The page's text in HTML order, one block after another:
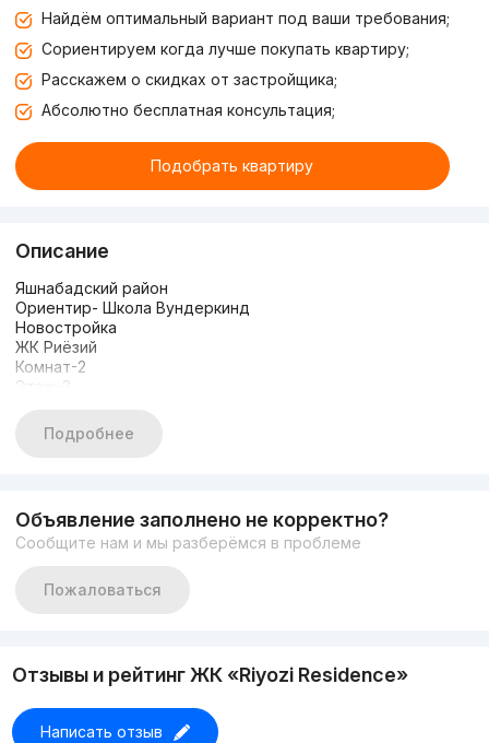
Найдём оптимальный вариант под ваши требования;
Сориентируем когда лучше покупать квартиру;
Расскажем о скидках от застройщика;
Абсолютно бесплатная консультация;
Подобрать квартиру
Описание
Яшнабадский район
Ориентир- Школа Вундеркинд
Новостройка
ЖК Риёзий
Комнат-2
Этаж-2
Площадь-71 кв.м
Состояние-черновая отделка
https://t.me/apartments_tashkent
+998917878883
Подробнее
Объявление заполнено не корректно?
Сообщите нам и мы разберёмся в проблеме
Пожаловаться
Отзывы и рейтинг ЖК «Riyozi Residence»
Написать отзыв